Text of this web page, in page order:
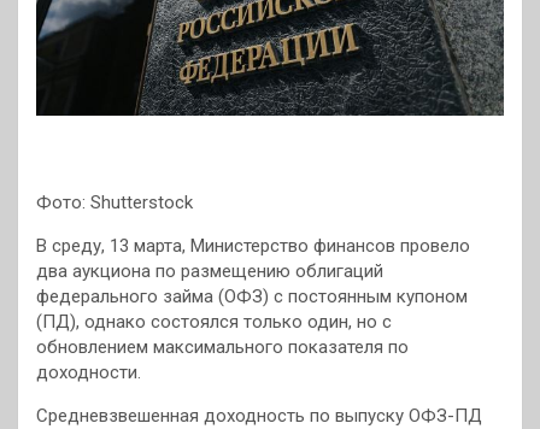
Фото: Shutterstock
В среду, 13 марта, Министерство финансов провело
два аукциона по размещению облигаций
федерального займа (ОФЗ) с постоянным купоном
(ПД), однако состоялся только один, но с
обновлением максимального показателя по
доходности.
Средневзвешенная доходность по выпуску ОФЗ-ПД